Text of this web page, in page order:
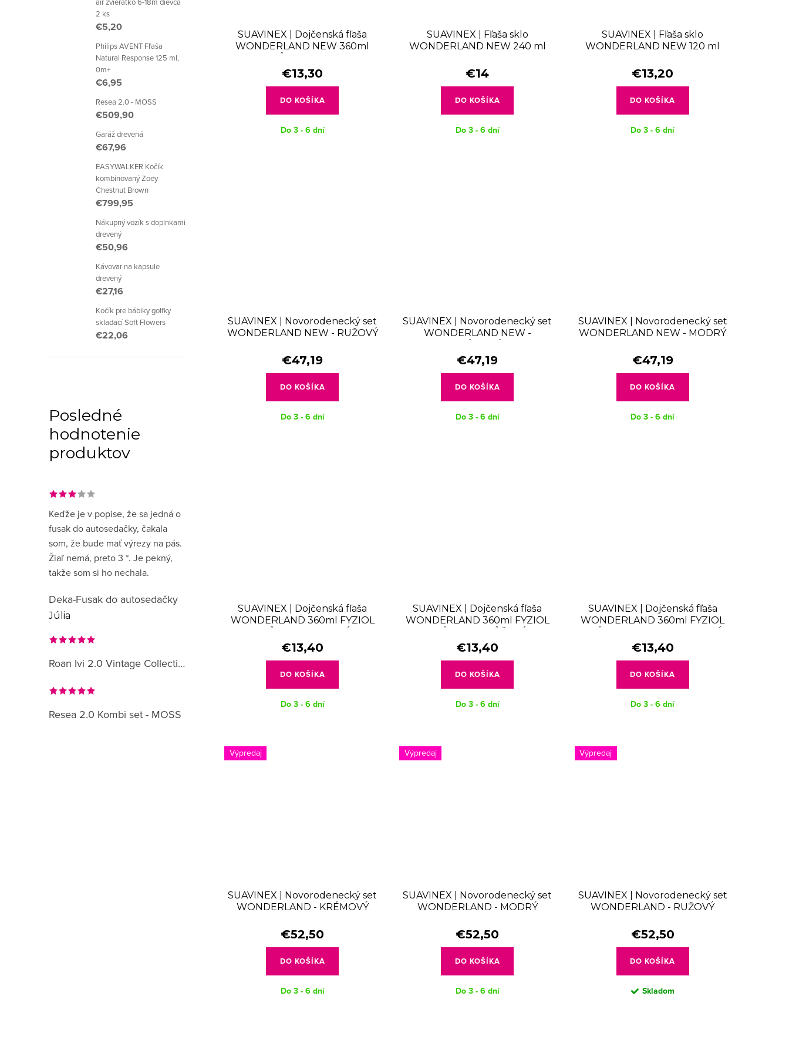
2 ks
€5,20
Philips AVENT Fľaša
Natural Response 125 ml,
0m+
€6,95
Resea 2.0 - MOSS
€509,90
Garáž drevená
€67,96
EASYWALKER Kočík
kombinovaný Zoey
Chestnut Brown
€799,95
Nákupný vozík s doplnkami
drevený
€50,96
Kávovar na kapsule
drevený
€27,16
Kočík pre bábiky golfky
skladací Soft Flowers
€22,06
Posledné
hodnotenie
produktov
Keďže je v popise, že sa jedná o
fusak do autosedačky, čakala
som, že bude mať výrezy na pás.
Žiaľ nemá, preto 3 *. Je pekný,
takže som si ho nechala.
Deka-Fusak do autosedačky
Júlia
Roan Ivi 2.0 Vintage Collection
Resea 2.0 Kombi set - MOSS
SUAVINEX | Dojčenská fľaša
WONDERLAND NEW 360ml
€13,30
DO KOŠÍKA
Do 3 - 6 dní
SUAVINEX | Fľaša sklo
WONDERLAND NEW 240 ml
zelený králik
€14
DO KOŠÍKA
Do 3 - 6 dní
SUAVINEX | Fľaša sklo
WONDERLAND NEW 120 ml
ružový králik
€13,20
DO KOŠÍKA
Do 3 - 6 dní
SUAVINEX | Novorodenecký set
WONDERLAND NEW - RUŽOVÝ
€47,19
DO KOŠÍKA
Do 3 - 6 dní
SUAVINEX | Novorodenecký set
WONDERLAND NEW -
€47,19
DO KOŠÍKA
Do 3 - 6 dní
SUAVINEX | Novorodenecký set
WONDERLAND NEW - MODRÝ
€47,19
DO KOŠÍKA
Do 3 - 6 dní
SUAVINEX | Dojčenská fľaša
WONDERLAND 360ml FYZIOL
€13,40
DO KOŠÍKA
Do 3 - 6 dní
SUAVINEX | Dojčenská fľaša
WONDERLAND 360ml FYZIOL
€13,40
DO KOŠÍKA
Do 3 - 6 dní
SUAVINEX | Dojčenská fľaša
WONDERLAND 360ml FYZIOL
€13,40
DO KOŠÍKA
Do 3 - 6 dní
Výpredaj
SUAVINEX | Novorodenecký set
WONDERLAND - KRÉMOVÝ
€52,50
DO KOŠÍKA
Do 3 - 6 dní
Výpredaj
SUAVINEX | Novorodenecký set
WONDERLAND - MODRÝ
€52,50
DO KOŠÍKA
Do 3 - 6 dní
Výpredaj
SUAVINEX | Novorodenecký set
WONDERLAND - RUŽOVÝ
€52,50
DO KOŠÍKA
Skladom